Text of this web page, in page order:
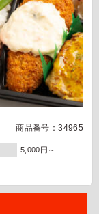
商品番号：34965
5,000円～